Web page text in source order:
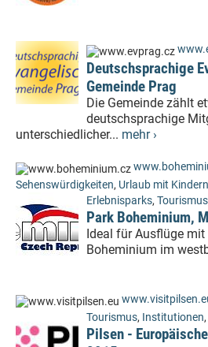
Deutschsprachige
Gemeinde Prag
Die Gemeinde zählt
deutschsprachige
unterschiedlicher... mehr ›
Sehenswürdigkeiten, Urlaub mit Kindern
Erlebnisparks, Tourismus
Park Boheminium,
Ideal für Ausflüge
Boheminium im
Tourismus, Institutionen,
Pilsen -